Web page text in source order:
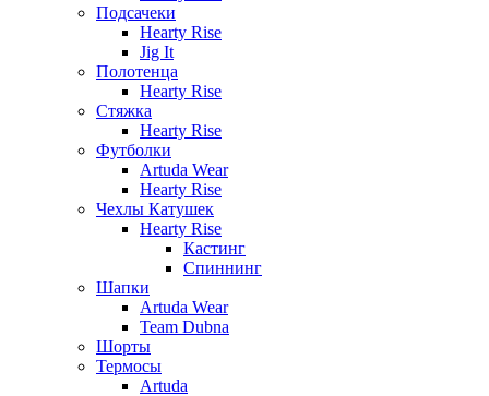
Подсачеки
Hearty Rise
Jig It
Полотенца
Hearty Rise
Стяжка
Hearty Rise
Футболки
Artuda Wear
Hearty Rise
Чехлы Катушек
Hearty Rise
Кастинг
Спиннинг
Шапки
Artuda Wear
Team Dubna
Шорты
Термосы
Artuda